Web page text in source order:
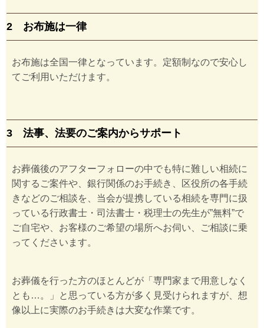
2 お布施は一律
お布施は全国一律となっています。定額制なので安心し
てご利用いただけます。
3 法事、法要のご案内からサポート
お葬儀後のアフターフォローの中でも特に難しい相続に
関するご案件や、銀行関係のお手続き、区役所の各手続
きなどのご相談を、当会が提携している相続を専門に扱
っている行政書士・司法書士・税理士の先生が”無料”で
ご自宅や、お客様のご希望の場所へお伺い、ご相談に乗
ってくださいます。
お葬儀を行った方のほとんどが「専門家まで用意しなく
とも…。」と思っている方が多く見受けられますが、想
像以上に実際のお手続きは大変な作業です。